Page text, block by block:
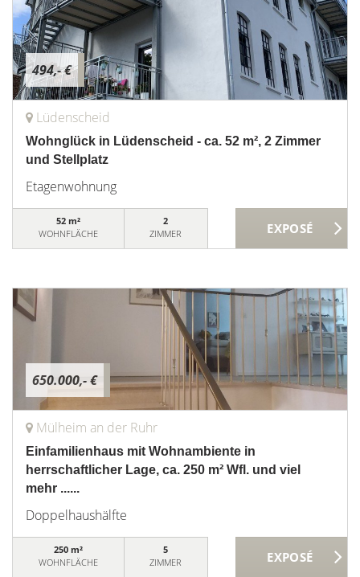
494,- €
Lüdenscheid
Wohnglück in Lüdenscheid - ca. 52 m², 2 Zimmer
und Stellplatz
Etagenwohnung
52 m²
WOHNFLÄCHE
2
ZIMMER
650.000,- €
Mülheim an der Ruhr
Einfamilienhaus mit Wohnambiente in
herrschaftlicher Lage, ca. 250 m² Wfl. und viel
mehr ......
Doppelhaushälfte
250 m²
WOHNFLÄCHE
5
ZIMMER